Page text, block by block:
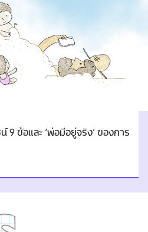
9 ข้อและ ‘พ่อมีอยู่จริง’ ของการ